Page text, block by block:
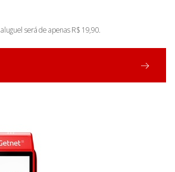
será de apenas R$ 19,90.